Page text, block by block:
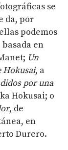
se
da, por
podemos
basada en
Un
Hokusai, a
por una
Hokusai; o
, de
en
Durero.